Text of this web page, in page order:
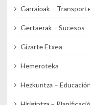
Garraioak –
Gertaerak – Sucesos
Gizarte Etxea
Hemeroteka
Hezkuntza – Educación